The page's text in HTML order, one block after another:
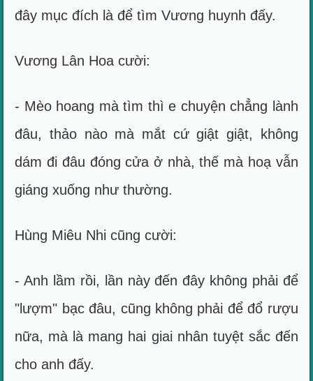
đây mục đích là để tìm Vương huynh đấy.
Vương Lân Hoa cười:
- Mèo hoang mà tìm thì e chuyện chẳng lành
đâu, thảo nào mà mắt cứ giật giật, không
dám đi đâu đóng cửa ở nhà, thế mà hoạ vẫn
giáng xuống như thường.
Hùng Miêu Nhi cũng cười:
- Anh lầm rồi, lần này đến đây không phải để
"lượm" bạc đâu, cũng không phải để đổ rượu
nữa, mà là mang hai giai nhân tuyệt sắc đến
cho anh đấy.